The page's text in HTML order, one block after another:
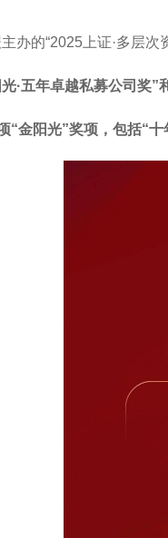
办的“2025上证·多层次
·五年卓越私募公司奖”
金阳光”奖项，包括“